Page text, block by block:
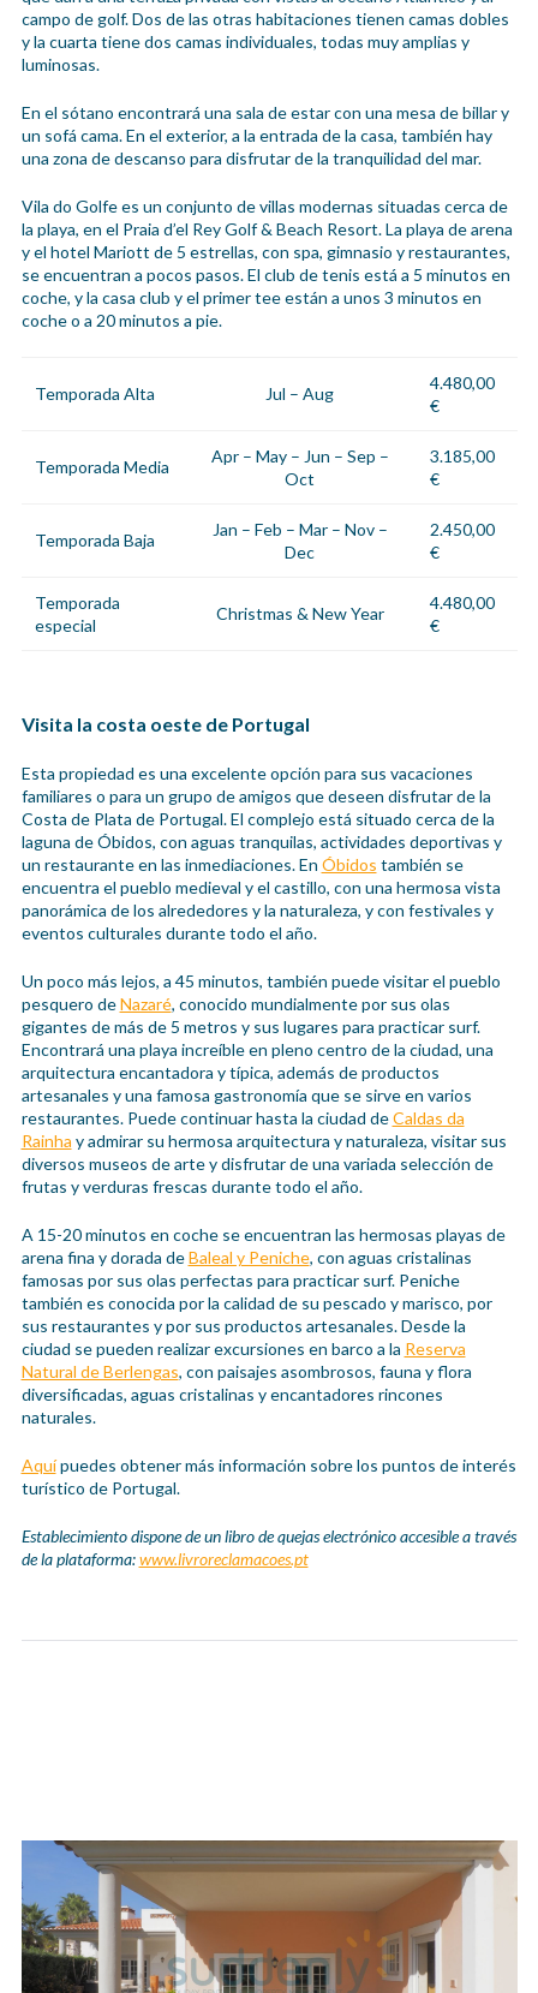
campo de golf. Dos de las otras habitaciones tienen camas dobles
y la cuarta tiene dos camas individuales, todas muy amplias y
luminosas.
En el sótano encontrará una sala de estar con una mesa de billar y
un sofá cama. En el exterior, a la entrada de la casa, también hay
una zona de descanso para disfrutar de la tranquilidad del mar.
Vila do Golfe es un conjunto de villas modernas situadas cerca de
la playa, en el Praia d’el Rey Golf & Beach Resort. La playa de arena
y el hotel Mariott de 5 estrellas, con spa, gimnasio y restaurantes,
se encuentran a pocos pasos. El club de tenis está a 5 minutos en
coche, y la casa club y el primer tee están a unos 3 minutos en
coche o a 20 minutos a pie.
Temporada Alta Jul – Aug
4.480,00
€
Temporada Media
Apr – May – Jun – Sep –
Oct
3.185,00
€
Temporada Baja
Jan – Feb – Mar – Nov –
Dec
2.450,00
€
Temporada
especial
Christmas & New Year
4.480,00
€
Visita la costa oeste de Portugal
Esta propiedad es una excelente opción para sus vacaciones
familiares o para un grupo de amigos que deseen disfrutar de la
Costa de Plata de Portugal. El complejo está situado cerca de la
laguna de Óbidos, con aguas tranquilas, actividades deportivas y
un restaurante en las inmediaciones. En Óbidos también se
encuentra el pueblo medieval y el castillo, con una hermosa vista
panorámica de los alrededores y la naturaleza, y con festivales y
eventos culturales durante todo el año.
Un poco más lejos, a 45 minutos, también puede visitar el pueblo
pesquero deNazaré, conocido mundialmente por sus olas
gigantes de más de 5 metros y sus lugares para practicar surf.
Encontrará una playa increíble en pleno centro de la ciudad, una
arquitectura encantadora y típica, además de productos
artesanales y una famosa gastronomía que se sirve en varios
restaurantes. Puede continuar hasta la ciudad deCaldas da
Rainha y admirar su hermosa arquitectura y naturaleza, visitar sus
diversos museos de arte y disfrutar de una variada selección de
frutas y verduras frescas durante todo el año.
A 15-20 minutos en coche se encuentran las hermosas playas de
arena fina y dorada deBaleal y Peniche, con aguas cristalinas
famosas por sus olas perfectas para practicar surf. Peniche
también es conocida por la calidad de su pescado y marisco, por
sus restaurantes y por sus productos artesanales. Desde la
ciudad se pueden realizar excursiones en barco a la Reserva
Natural de Berlengas, con paisajes asombrosos, fauna y flora
diversificadas, aguas cristalinas y encantadores rincones
naturales.
Aquípuedes obtener más información sobre los puntos de interés
turístico de Portugal.
Establecimiento dispone de un libro de quejas electrónico accesible a través
de la plataforma:www.livroreclamacoes.pt